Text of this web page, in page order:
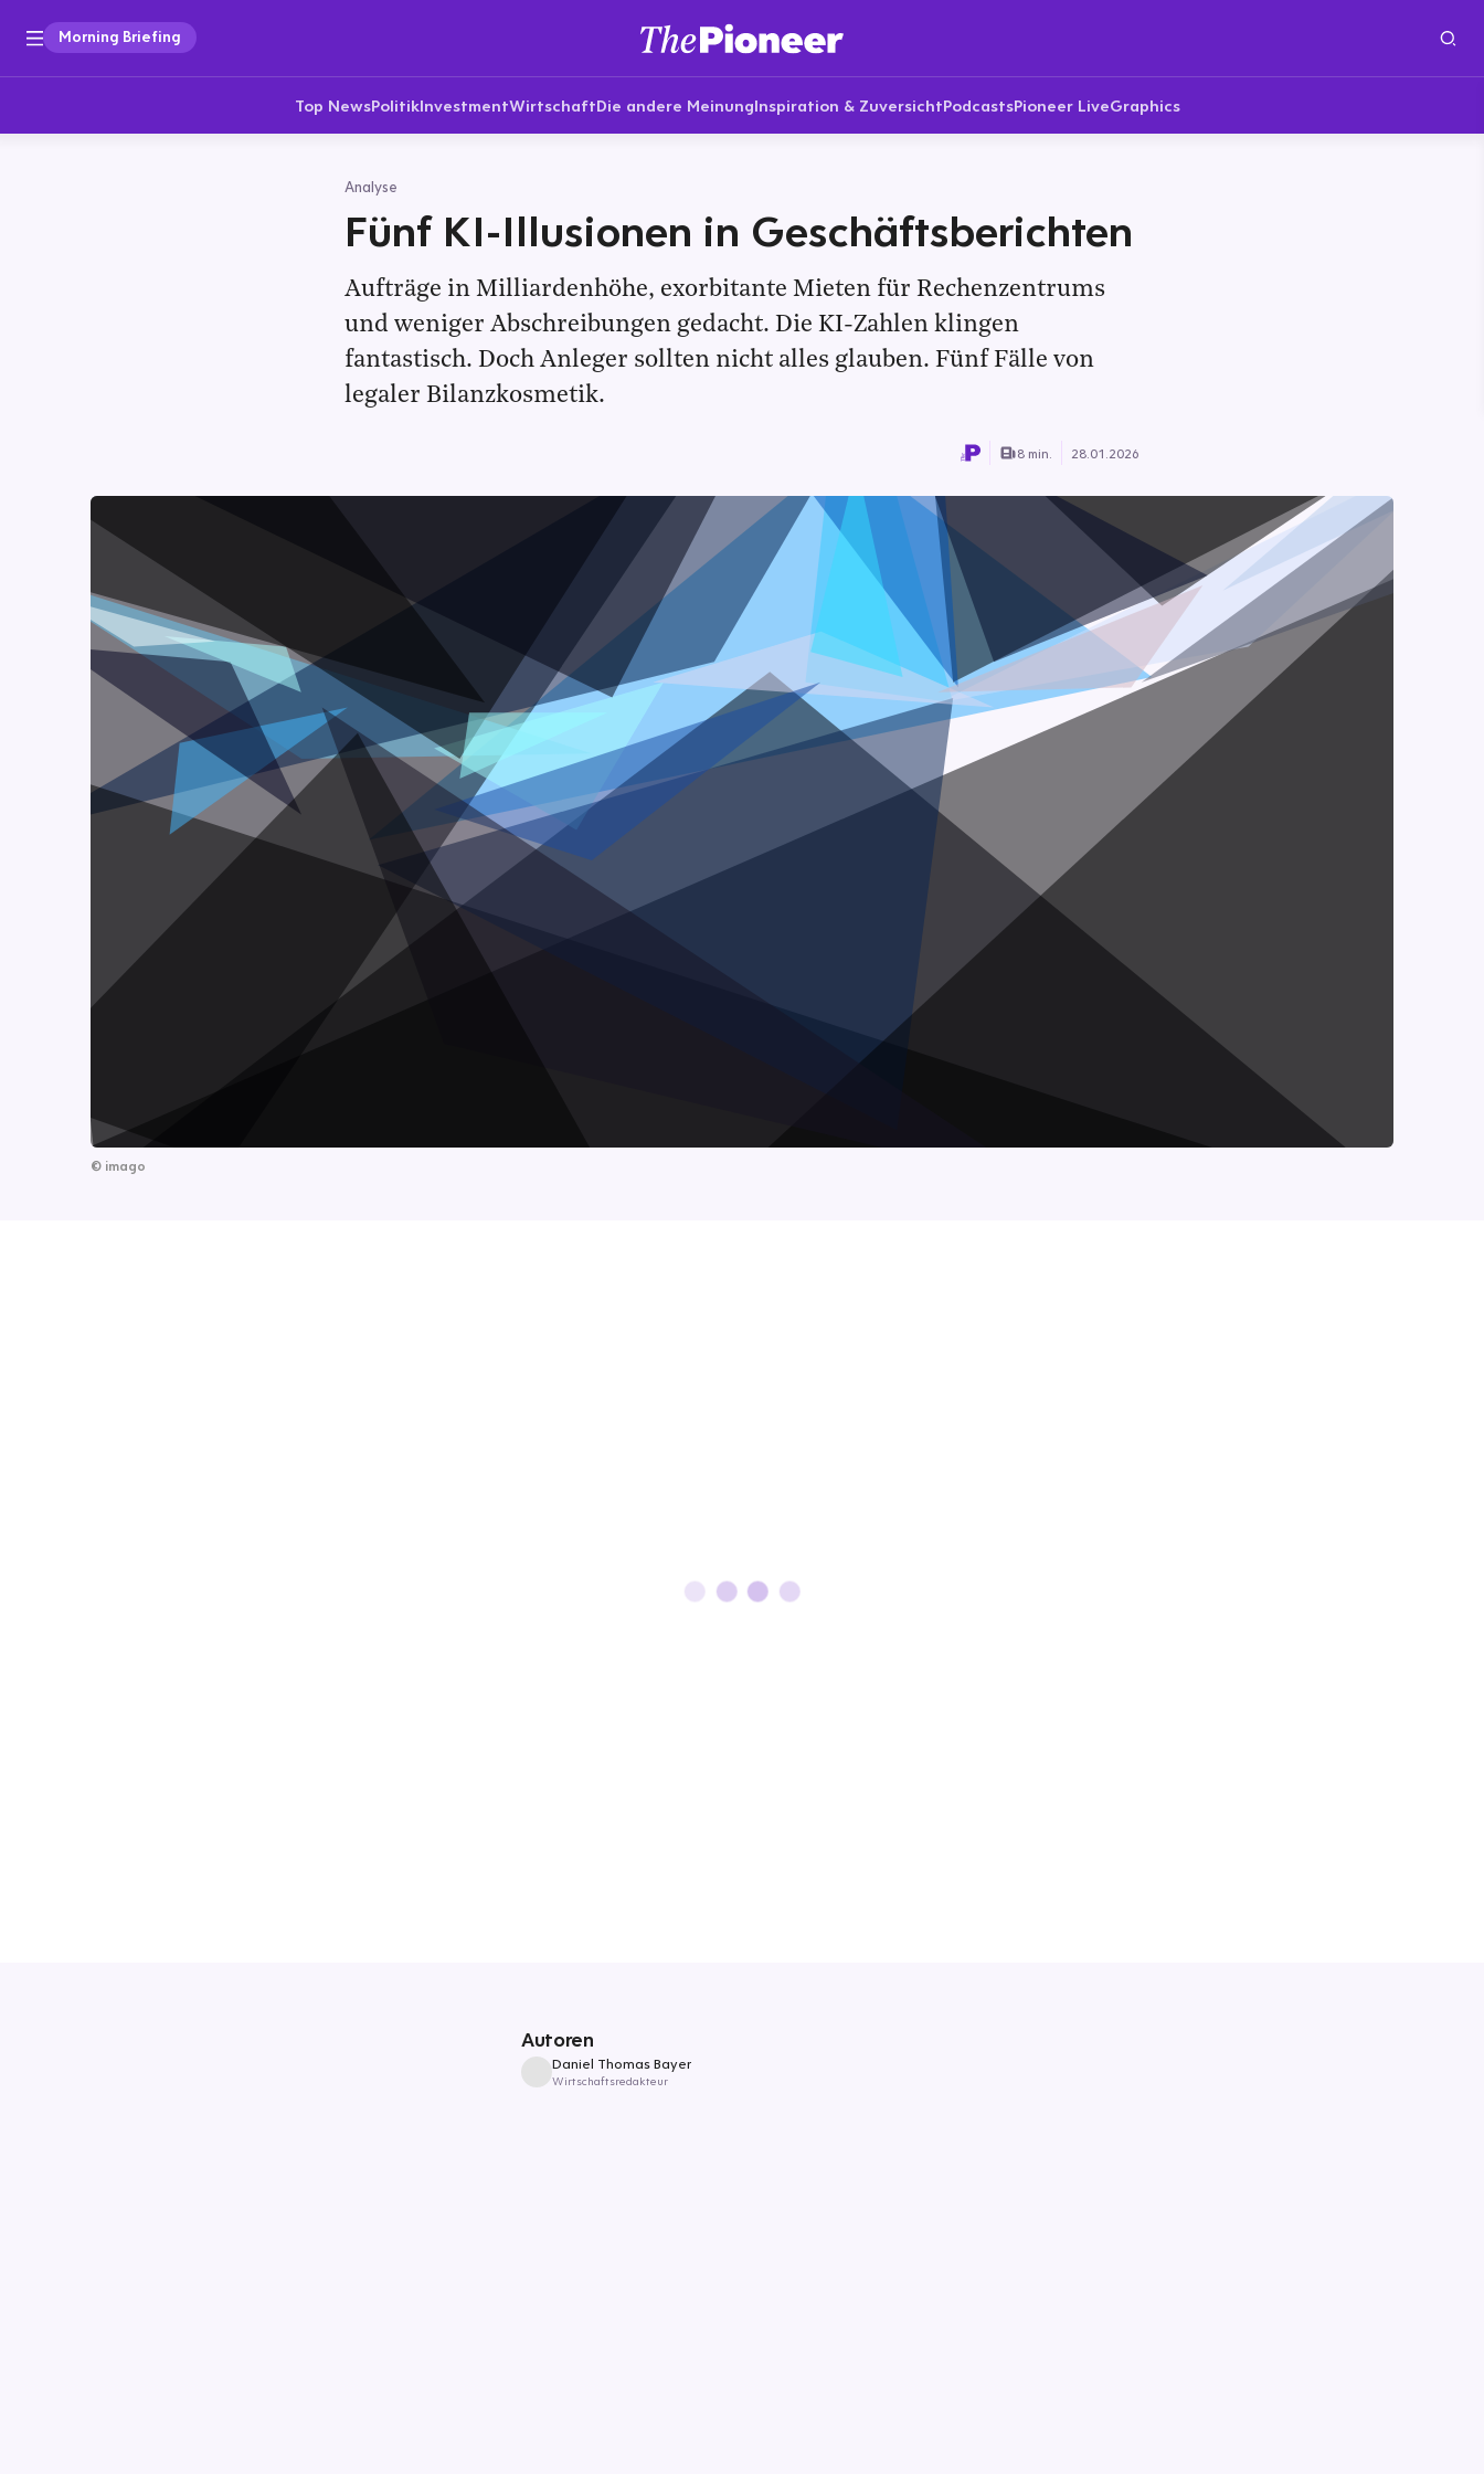
Morning Briefing
Top NewsPolitikInvestmentWirtschaftDie andere MeinungInspiration & ZuversichtPodcastsPioneer LiveGraphics
Analyse
Fünf KI-Illusionen in Geschäftsberichten
Aufträge in Milliardenhöhe, exorbitante Mieten für Rechenzentrums
und weniger Abschreibungen gedacht. Die KI-Zahlen klingen
fantastisch. Doch Anleger sollten nicht alles glauben. Fünf Fälle von
legaler Bilanzkosmetik.
8 min. 28.01.2026
© imago
Autoren
Daniel Thomas Bayer
Wirtschaftsredakteur